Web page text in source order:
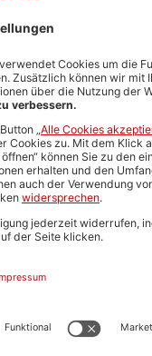
Stellenmarktpreise
Anzeigen-AGB
Media-Daten
Newsletteranmeldung
Produktübersicht
ALLGEMEIN
FAQs
Impressum
Stellenangebote C.H.BECK